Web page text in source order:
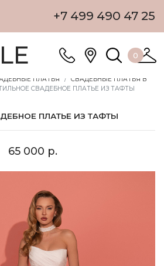
+7 499 490 47 25
0
ПЛАТЬЯ
СВАДЕБНЫЕ ПЛАТЬЯ В
СВАДЕБНОЕ ПЛАТЬЕ ИЗ ТАФТЫ
ПЛАТЬЕ ИЗ ТАФТЫ
65 000 р.